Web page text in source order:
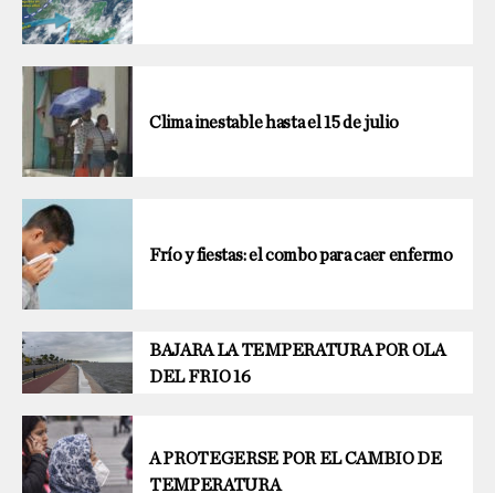
Clima inestable hasta el 15 de julio
Frío y fiestas: el combo para caer enfermo
BAJARA LA TEMPERATURA POR OLA
DEL FRIO 16
A PROTEGERSE POR EL CAMBIO DE
TEMPERATURA